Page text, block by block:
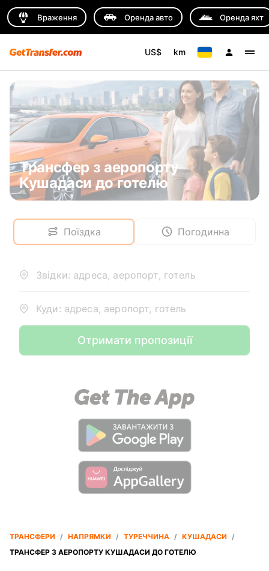
Враження Оренда авто Оренда яхт
US$ km
Трансфер з аеропорту
Кушадаси до готелю
Поїздка Погодинна
Звідки: адреса, аеропорт, готель
Куди: адреса, аеропорт, готель
Отримати пропозиції
ТРАНСФЕРИ / НАПРЯМКИ / ТУРЕЧЧИНА / КУШАДАСИ /
ТРАНСФЕР З АЕРОПОРТУ КУШАДАСИ ДО ГОТЕЛЮ